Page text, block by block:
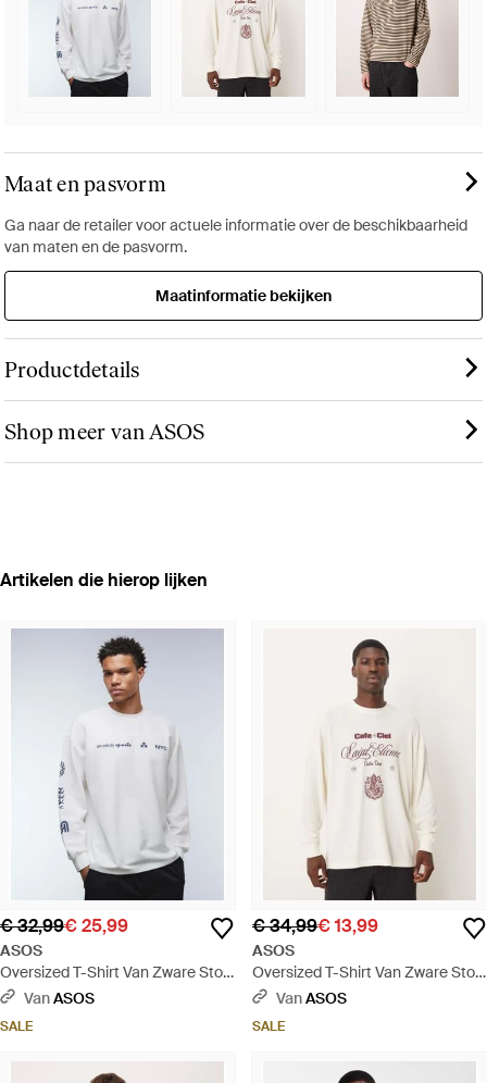
Maat en pasvorm
Ga naar de retailer voor actuele informatie over de beschikbaarheid
van maten en de pasvorm.
Maatinformatie bekijken
Productdetails
Shop meer van ASOS
Artikelen die hierop lijken
€ 32,99€ 25,99
ASOS
Oversized T-Shirt Van Zware Stof
Met Lange Mouwen, Grafische
VanASOS
SALE
€ 34,99€ 13,99
ASOS
Oversized T-Shirt Van Zware Stof
Met Lange Mouwen, Tekstprint En
VanASOS
SALE